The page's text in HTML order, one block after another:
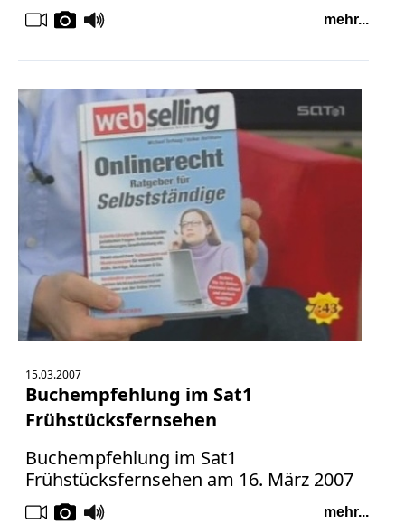
mehr...
15.03.2007
Buchempfehlung im Sat1
Frühstücksfernsehen
Buchempfehlung im Sat1
Frühstücksfernsehen am 16. März 2007
mehr...